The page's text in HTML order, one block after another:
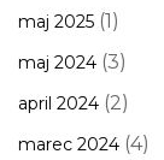
maj 2025 (1)
maj 2024 (3)
april 2024 (2)
marec 2024 (4)